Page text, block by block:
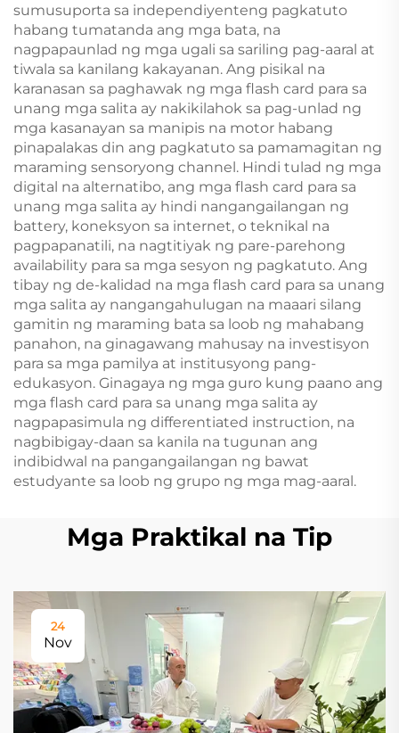
sumusuporta sa independiyenteng pagkatuto
habang tumatanda ang mga bata, na
nagpapaunlad ng mga ugali sa sariling pag-aaral at
tiwala sa kanilang kakayanan. Ang pisikal na
karanasan sa paghawak ng mga flash card para sa
unang mga salita ay nakikilahok sa pag-unlad ng
mga kasanayan sa manipis na motor habang
pinapalakas din ang pagkatuto sa pamamagitan ng
maraming sensoryong channel. Hindi tulad ng mga
digital na alternatibo, ang mga flash card para sa
unang mga salita ay hindi nangangailangan ng
battery, koneksyon sa internet, o teknikal na
pagpapanatili, na nagtitiyak ng pare-parehong
availability para sa mga sesyon ng pagkatuto. Ang
tibay ng de-kalidad na mga flash card para sa unang
mga salita ay nangangahulugan na maaari silang
gamitin ng maraming bata sa loob ng mahabang
panahon, na ginagawang mahusay na investisyon
para sa mga pamilya at institusyong pang-
edukasyon. Ginagaya ng mga guro kung paano ang
mga flash card para sa unang mga salita ay
nagpapasimula ng differentiated instruction, na
nagbibigay-daan sa kanila na tugunan ang
indibidwal na pangangailangan ng bawat
estudyante sa loob ng grupo ng mga mag-aaral.
Mga Praktikal na Tip
24
Nov